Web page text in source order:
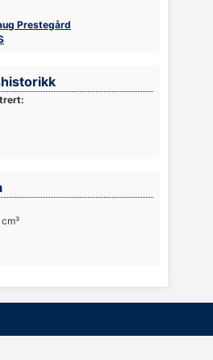
Prestegård